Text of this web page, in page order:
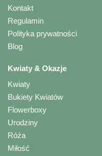
Kontakt
Regulamin
Polityka prywatności
Blog
Kwiaty & Okazje
Kwiaty
Bukiety Kwiatów
Flowerboxy
Urodziny
Róża
Miłość